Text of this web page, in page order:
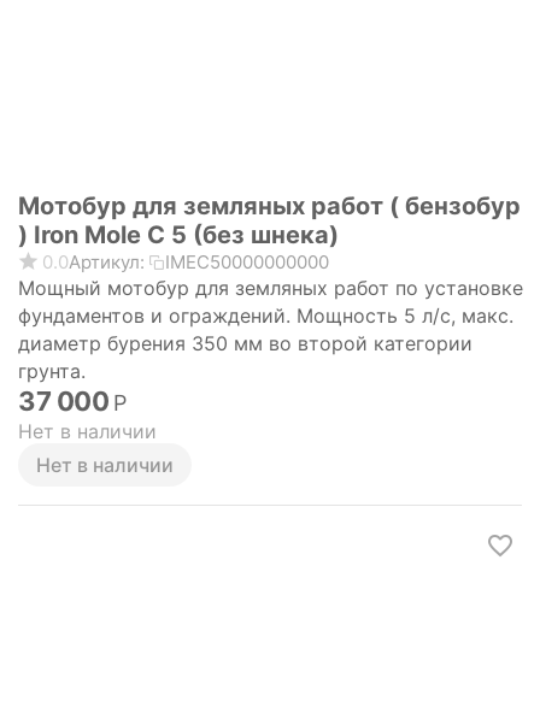
Мотобур для земляных работ ( бензобур
) Iron Mole C 5 (без шнека)
0.0Артикул: IMEC50000000000
Мощный мотобур для земляных работ по установке
фундаментов и ограждений. Мощность 5 л/с, макс.
диаметр бурения 350 мм во второй категории
грунта.
37 000 Р
Нет в наличии
Нет в наличии